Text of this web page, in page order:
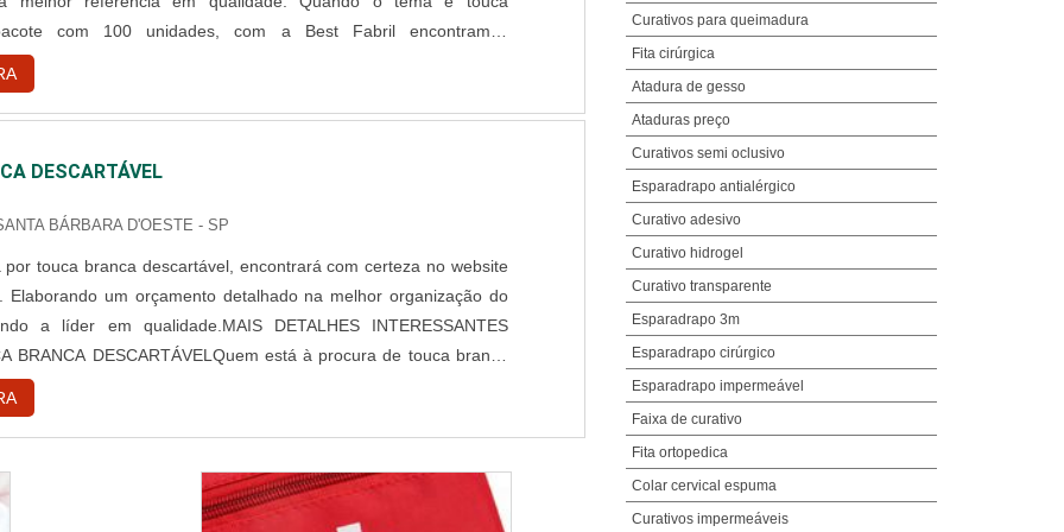
com 100 unidades, com a Best Fabril encontramos
com pagamento acessível.DETALHES SOBRE TOUCA
PACOTE COM 100 UNIDADESA Best Fabril objetiva seus
para cada cliente um...
DESCARTÁVEL
BÁRBARA D'OESTE - SP
por touca branca descartável, encontrará com certeza no website
Elaborando um orçamento detalhado na melhor organização do
a líder em qualidade.MAIS DETALHES INTERESSANTES
BRANCA DESCARTÁVELQuem está à procura de touca branca
uma empresa comprometida com seus serviços, consegue
da Best Fabril. É possível encontrar capote hospitalar descartável
Curativos para queimadura
Fita cirúrgica
Atadura de gesso
Ataduras preço
Curativos semi oclusivo
Esparadrapo antialérgico
Curativo adesivo
Curativo hidrogel
Curativo transparente
Esparadrapo 3m
Esparadrapo cirúrgico
Esparadrapo impermeável
Faixa de curativo
Fita ortopedica
Colar cervical espuma
Curativos impermeáveis